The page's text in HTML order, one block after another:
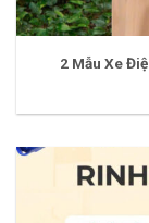
2 Mẫu Xe